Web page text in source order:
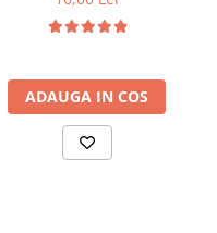
ADAUGA IN COS